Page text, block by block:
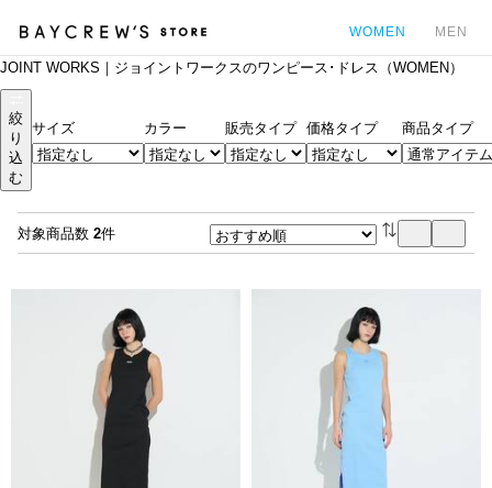
WOMEN MEN
JOINT WORKS｜ジョイントワークスのワンピース･ドレス（WOMEN）
絞
り
込
む
サイズ カラー 販売タイプ 価格タイプ 商品タイプ
対象商品数 2件